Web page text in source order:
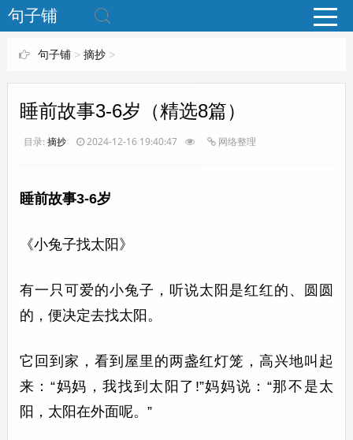
www.bjuzi.com
句子铺
句子铺> 摘抄>
睡前故事3-6岁（精选8篇）
目录: 摘抄 2024-12-16 19:40:47 网络整理
睡前故事3-6岁
《小兔子找太阳》
有一只可爱的小兔子，听说太阳是红红的、圆圆
的，便决定去找太阳。
它回到家，看到屋里的两盏红灯笼，高兴地叫起
来：“妈妈，我找到太阳了!”妈妈说：“那不是太
阳，太阳在外面呢。”